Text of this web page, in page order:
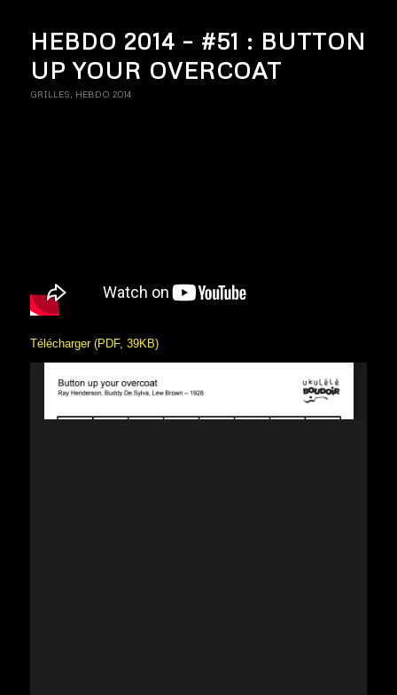
HEBDO 2014 – #51 : BUTTON
UP YOUR OVERCOAT
GRILLES HEBDO 2014
Télécharger (PDF, 39KB)